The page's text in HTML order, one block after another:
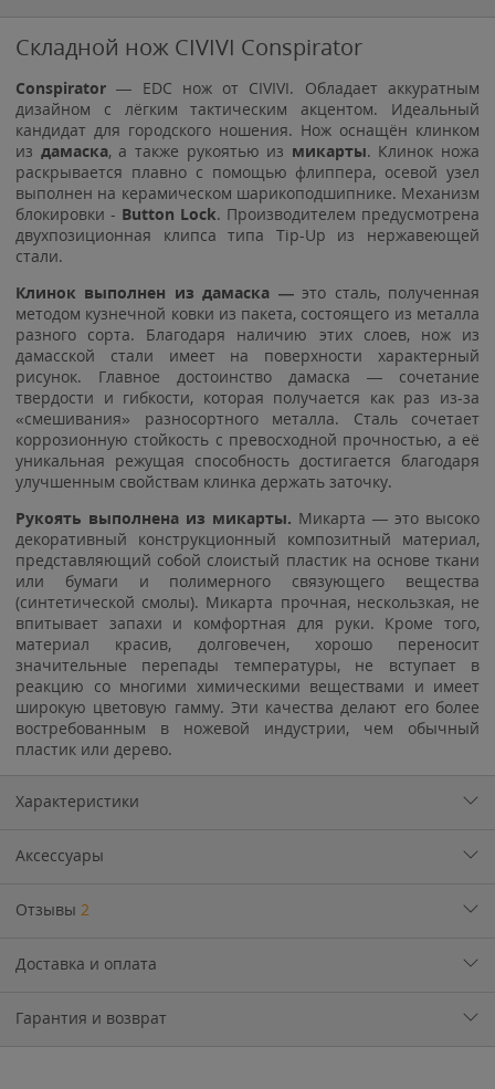
Складной нож CIVIVI Conspirator
Conspirator— EDC нож от CIVIVI. Обладает аккуратным
дизайном с лёгким тактическим акцентом. Идеальный
кандидат для городского ношения. Нож оснащён клинком
из дамаска, а также рукоятью из микарты. Клинок ножа
раскрывается плавно с помощью флиппера, осевой узел
выполнен на керамическом шарикоподшипнике. Механизм
блокировки - Button Lock. Производителем предусмотрена
двухпозиционная клипса типа Tip-Up из нержавеющей
стали.
Клинок выполнен из дамаска —это сталь, полученная
методом кузнечной ковки из пакета, состоящего из металла
разного сорта. Благодаря наличию этих слоев, нож из
дамасской стали имеет на поверхности характерный
рисунок. Главное достоинство дамаска — сочетание
твердости и гибкости, которая получается как раз из-за
«смешивания» разносортного металла. Сталь сочетает
коррозионную стойкость с превосходной прочностью, а её
уникальная режущая способность достигается благодаря
улучшенным свойствам клинка держать заточку.
Рукоять выполнена из микарты. Микарта — это высоко
декоративный конструкционный композитный материал,
представляющий собой слоистый пластик на основе ткани
или бумаги и полимерного связующего вещества
(синтетической смолы). Микарта прочная, нескользкая, не
впитывает запахи и комфортная для руки. Кроме того,
материал красив, долговечен, хорошо переносит
значительные перепады температуры, не вступает в
реакцию со многими химическими веществами и имеет
широкую цветовую гамму. Эти качества делают его более
востребованным в ножевой индустрии, чем обычный
пластик или дерево.
Характеристики
Аксессуары
Отзывы 2
Доставка и оплата
Гарантия и возврат